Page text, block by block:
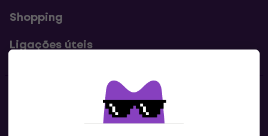
Shopping
Ligações úteis
Contatos
Contacta-nos